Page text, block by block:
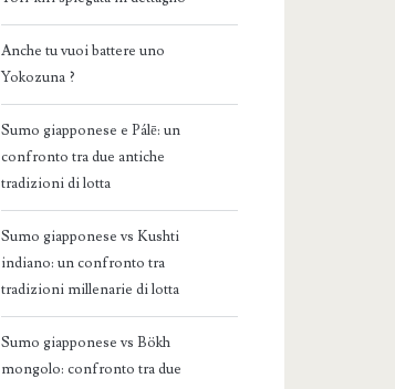
Anche tu vuoi battere uno
Yokozuna ?
Sumo giapponese e Pálē: un
confronto tra due antiche
tradizioni di lotta
Sumo giapponese vs Kushti
indiano: un confronto tra
tradizioni millenarie di lotta
Sumo giapponese vs Bökh
mongolo: confronto tra due